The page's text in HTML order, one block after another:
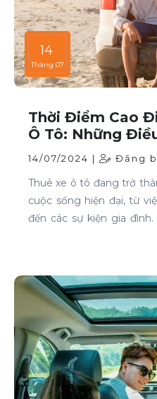
14
Tháng 07
Thời Điểm Cao
Ô Tô: Những
14/07/2024 | Đăng
Thuê xe ô tô đang trở
cuộc sống hiện đại, từ
đến các sự kiện gia đình.
cao điểm khi thuê xe ô
một cách thông minh và